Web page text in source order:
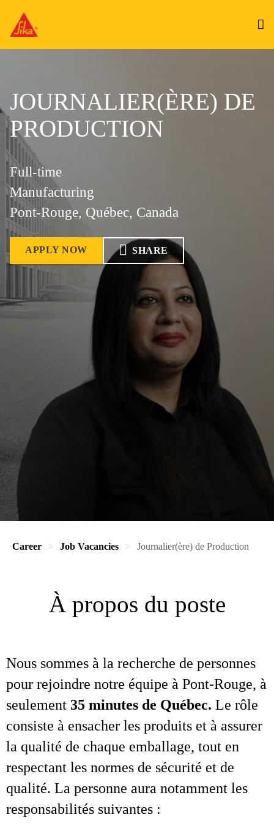
JOURNALIER(ÈRE) DE
PRODUCTION
Full-time
Manufacturing
Pont-Rouge, Québec, Canada
APPLY NOW SHARE
Career Job Vacancies Journalier(ère) de Production
À propos du poste
Nous sommes à la recherche de personnes
pour rejoindre notre équipe à Pont‑Rouge, à
seulement 35 minutes de Québec. Le rôle
consiste à ensacher les produits et à assurer
la qualité de chaque emballage, tout en
respectant les normes de sécurité et de
qualité. La personne aura notamment les
responsabilités suivantes :